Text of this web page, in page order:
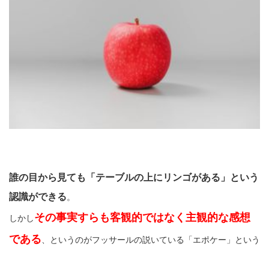
誰の目から見ても「テーブルの上にリンゴがある」という
認識ができる。
しかしその事実すらも客観的ではなく主観的な感想
である 、というのがフッサールの説いている「エポケー」という